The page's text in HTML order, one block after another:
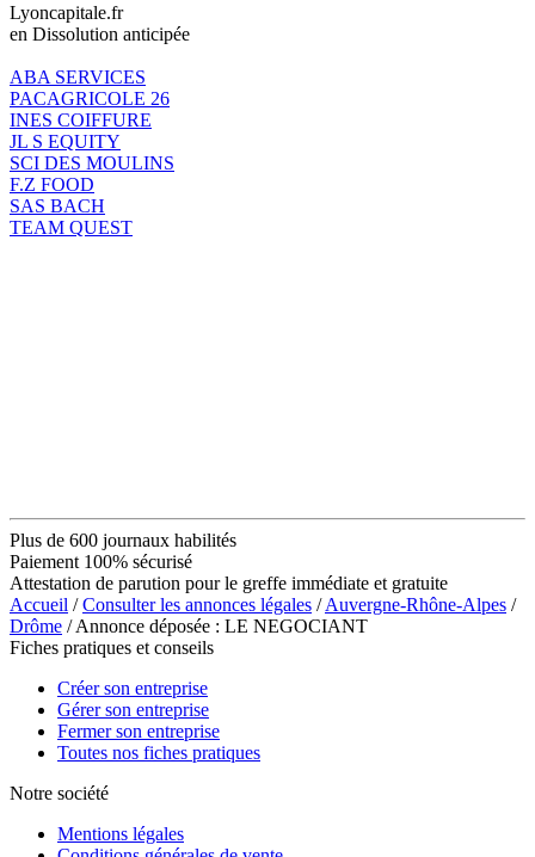
Lyoncapitale.fr
en Dissolution anticipée
ABA SERVICES
PACAGRICOLE 26
INES COIFFURE
JL S EQUITY
SCI DES MOULINS
F.Z FOOD
SAS BACH
TEAM QUEST
Plus de 600 journaux habilités
Paiement 100% sécurisé
Attestation de parution pour le greffe immédiate et gratuite
Accueil /Consulter les annonces légales /Auvergne-Rhône-Alpes /
Drôme / Annonce déposée : LE NEGOCIANT
Fiches pratiques et conseils
Créer son entreprise
Gérer son entreprise
Fermer son entreprise
Toutes nos fiches pratiques
Notre société
Mentions légales